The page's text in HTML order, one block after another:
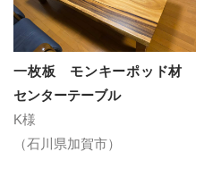
一枚板 モンキーポッド材
センターテーブル
K様
（石川県加賀市）